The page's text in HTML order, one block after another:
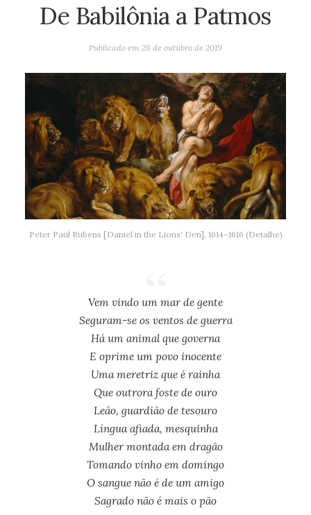
De Babilônia a Patmos
Publicado em 28 de outubro de 2019
Peter Paul Rubens [Daniel in the Lions' Den], 1614–1616 (Detalhe)
Vem vindo um mar de gente
Seguram-se os ventos de guerra
Há um animal que governa
E oprime um povo inocente
Uma meretriz que é rainha
Que outrora foste de ouro
Leão, guardião de tesouro
Língua afiada, mesquinha
Mulher montada em dragão
Tomando vinho em domingo
O sangue não é de um amigo
Sagrado não é mais o pão